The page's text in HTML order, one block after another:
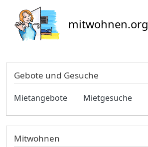
mitwohnen.org
Gebote und Gesuche
Mietangebote Mietgesuche
Mitwohnen